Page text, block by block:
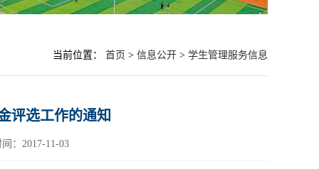
当前位置： 首页 > 信息公开 > 学生管理服务信息
评选工作的通知
：2017-11-03